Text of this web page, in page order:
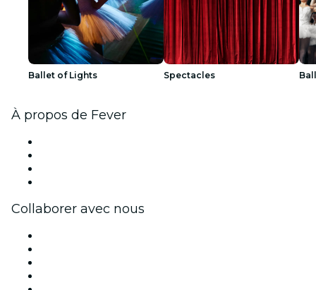
Ballet of Lights Spectacles
À propos de Fever
Collaborer avec nous